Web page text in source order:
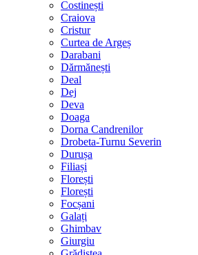
Costinești
Craiova
Cristur
Curtea de Argeș
Darabani
Dărmănești
Deal
Dej
Deva
Doaga
Dorna Candrenilor
Drobeta-Turnu Severin
Durușa
Filiași
Florești
Florești
Focșani
Galați
Ghimbav
Giurgiu